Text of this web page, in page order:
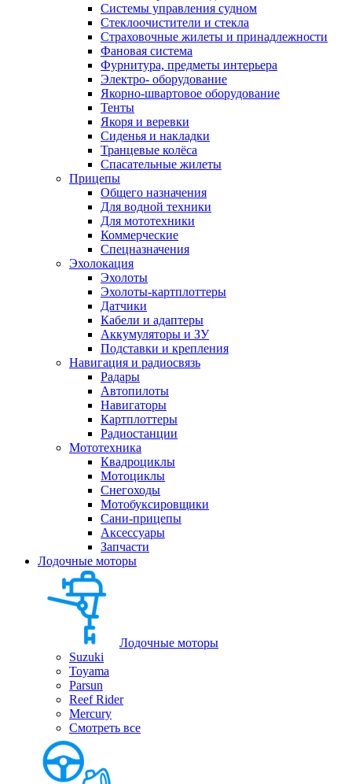
Системы управления судном
Стеклоочистители и стекла
Страховочные жилеты и принадлежности
Фановая система
Фурнитура, предметы интерьера
Электро- оборудование
Якорно-швартовое оборудование
Тенты
Якоря и веревки
Сиденья и накладки
Транцевые колёса
Спасательные жилеты
Прицепы
Общего назначения
Для водной техники
Для мототехники
Коммерческие
Спецназначения
Эхолокация
Эхолоты
Эхолоты-картплоттеры
Датчики
Кабели и адаптеры
Аккумуляторы и ЗУ
Подставки и крепления
Навигация и радиосвязь
Радары
Автопилоты
Навигаторы
Картплоттеры
Радиостанции
Мототехника
Квадроциклы
Мотоциклы
Снегоходы
Мотобуксировщики
Сани-прицепы
Аксессуары
Запчасти
Лодочные моторы
Лодочные моторы
Suzuki
Toyama
Parsun
Reef Rider
Mercury
Смотреть все